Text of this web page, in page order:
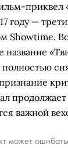
приквел
году —
Showtime.
название
продолжает
важной
может